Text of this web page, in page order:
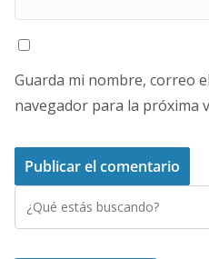
Guarda mi nombre, correo
navegador para la próxima